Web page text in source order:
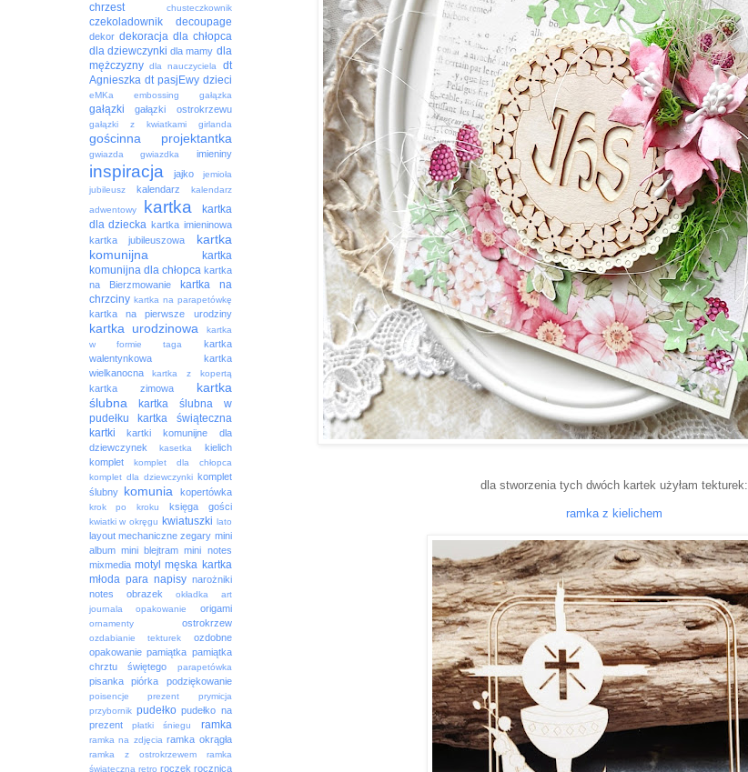
dla stworzenia tych dwóch kartek użyłam tekturek:
ramka z kielichem
chrzest chusteczkownik
czekoladownik decoupage
dekor dekoracja dla chłopca
dla dziewczynki dla mamy dla
mężczyzny dla nauczyciela
dt
Agnieszka dt pasjEwy dzieci
eMKa embossing gałązka
gałązki gałązki ostrokrzewu
gałązki z kwiatkami girlanda
gościnna projektantka
gwiazda gwiazdka imieniny
inspiracja jajko
jemioła
jubileusz
kalendarz
kalendarz
adwentowy
kartka
kartka
dla dziecka kartka imieninowa
kartka jubileuszowa
kartka
komunijna
kartka
komunijna dla chłopca kartka
na Bierzmowanie
kartka na
chrzciny kartka na parapetówkę
kartka na pierwsze urodziny
kartka urodzinowa
kartka
w formie taga
kartka
walentynkowa
kartka
wielkanocna
kartka z kopertą
kartka zimowa
kartka
ślubna
kartka ślubna w
pudełku
kartka świąteczna
kartki
kartki komunijne dla
dziewczynek
kasetka
kielich
komplet
komplet dla chłopca
komplet dla dziewczynki komplet
ślubny
komunia kopertówka
krok po kroku księga gości
kwiatki w okręgu kwiatuszki lato
layout mechaniczne zegary mini
album mini blejtram mini notes
mixmedia motyl męska kartka
młoda para napisy narożniki
notes
obrazek
okładka art
journala
opakowanie origami
ornamenty ostrokrzew
ozdabianie tekturek
ozdobne
opakowanie pamiątka pamiątka
chrztu świętego
parapetówka
pisanka piórka podziękowanie
poisencje prezent
prymicja
przybornik pudełko pudełko na
prezent
płatki śniegu ramka
ramka na zdjęcia ramka okrągła
ramka z ostrokrzewem
ramka
świąteczna retro roczek rocznica